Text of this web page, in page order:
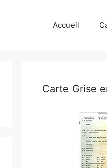
Accueil
Carte Grise